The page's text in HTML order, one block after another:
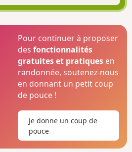
Pour continuer à proposer
desfonctionnalités
gratuites et pratiques en
randonnée, soutenez-nous
en donnant un petit coup
de pouce !
Je donne un coup de
pouce